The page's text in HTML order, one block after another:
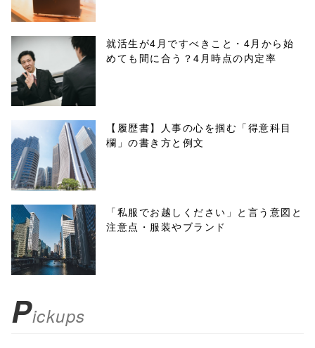
line10
/1074600"
onclick="windo
w.open(this.hre
f, 'Gwindow',
'width=550,
height=450,
menubar=no,
toolbar=no,
scrollbars=yes'
false;"> シェア
就活生が4月ですべきこと・4月から始
めても間に合う？4月時点の内定率
【履歴書】人事の心を掴む「得意科目
欄」の書き方と例文
「私服でお越しください」と言う意図と
注意点・服装やブランド
Pickups